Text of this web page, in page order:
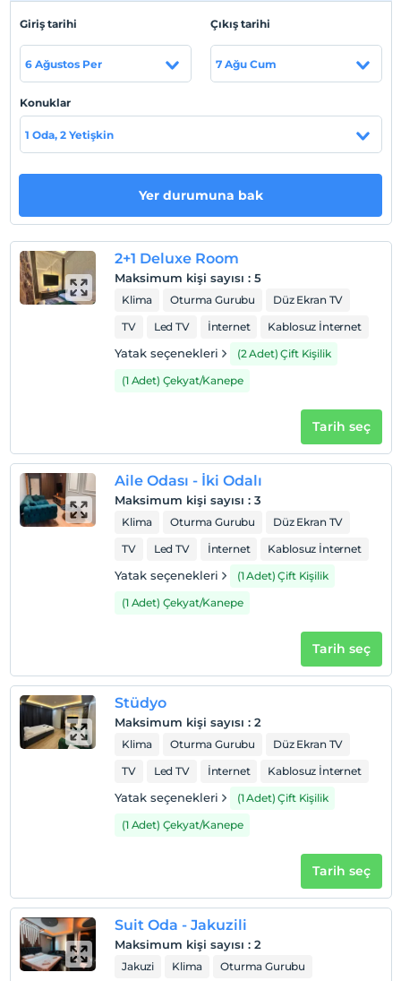
Haritada Göster
Otel koşulları
Check/in
En erken saat 14:00 ve sonrası
Check/out
En geç saat 11:00 ve öncesi
Evcil Hayvan
Evcil hayvan barınabilir
2 yaşına kadar olan bebekler ücretsizdir.
Her bir oda için 6 yaşına kadar 1 çocuk ücretsizdir
Giriş tarihi
6 Ağustos Per
Çıkış tarihi
7 Ağu Cum
Konuklar
1 Oda, 2 Yetişkin
Yer durumuna bak
2+1 Deluxe Room
Maksimum kişi sayısı : 5
Klima Oturma Gurubu
Düz Ekran TV
TV
Led TV İnternet Kablosuz İnternet
Yatak seçenekleri
(2 Adet) Çift Kişilik
(1 Adet) Çekyat/Kanepe
Tarih seç
Aile Odası - İki Odalı
Maksimum kişi sayısı : 3
Klima Oturma Gurubu
Düz Ekran TV
TV
Led TV İnternet Kablosuz İnternet
Yatak seçenekleri
(1 Adet) Çift Kişilik
(1 Adet) Çekyat/Kanepe
Tarih seç
Stüdyo
Maksimum kişi sayısı : 2
Klima Oturma Gurubu
Düz Ekran TV
TV
Led TV İnternet Kablosuz İnternet
Yatak seçenekleri
(1 Adet) Çift Kişilik
(1 Adet) Çekyat/Kanepe
Tarih seç
Suit Oda - Jakuzili
Maksimum kişi sayısı : 2
Jakuzi Klima
Oturma Gurubu